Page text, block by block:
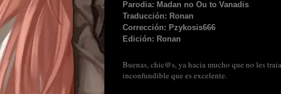
Parodia: Madan no Ou to Vanadis
Traducción: Ronan
Corrección: Pzykosis666
Edición: Ronan
Buenas, chic@s, ya hacia mucho que no les
inconfundible que es excelente.